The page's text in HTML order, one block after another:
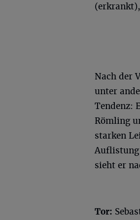
Nach der
unter
Tendenz:
Römling
starken
Auflistung
sieht er
Tor: